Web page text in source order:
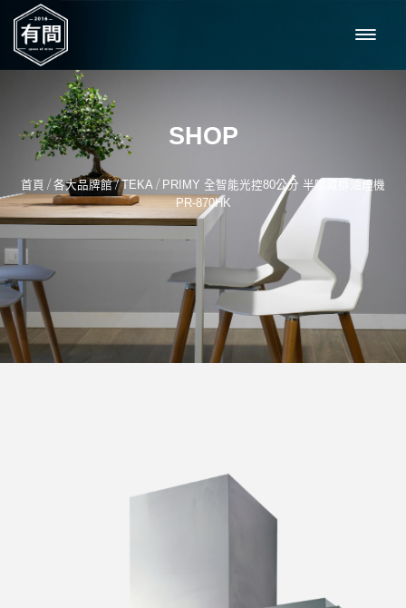
SHOP
首頁 / 各大品牌館/TEKA / PRIMY 全智能光控80公分 半隱藏排油煙機
PR-870HK